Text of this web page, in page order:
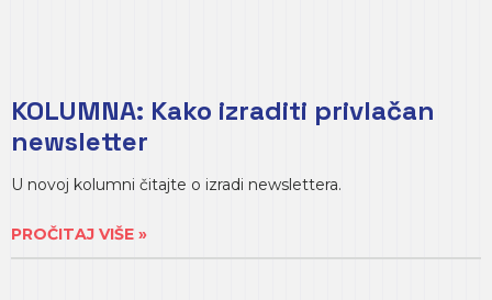
KOLUMNA: Kako izraditi privlačan
newsletter
U novoj kolumni čitajte o izradi newslettera.
PROČITAJ VIŠE »